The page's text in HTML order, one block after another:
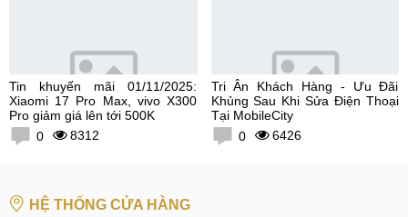
Tin khuyến mãi 01/11/2025:
Xiaomi 17 Pro Max, vivo X300
Pro giảm giá lên tới 500K
0
8312
Tri Ân Khách Hàng - Ưu Đãi
Khủng Sau Khi Sửa Điện Thoại
Tại MobileCity
0
6426
HỆ THỐNG CỬA HÀNG